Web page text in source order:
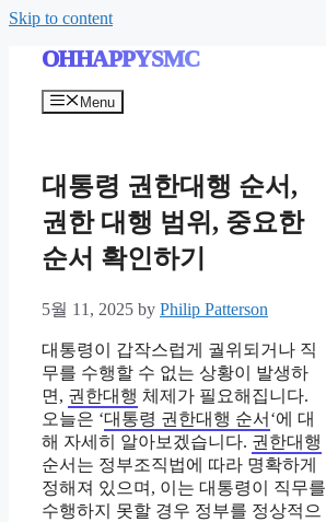
Skip to content
OHHAPPYSMC
Menu
대통령 권한대행 순서,
권한 대행 범위, 중요한
순서 확인하기
5월 11, 2025 by Philip Patterson
대통령이 갑작스럽게 궐위되거나 직
무를 수행할 수 없는 상황이 발생하
면, 권한대행 체제가 필요해집니다.
오늘은 ‘대통령 권한대행 순서 ‘에 대
해 자세히 알아보겠습니다. 권한대행
순서는 정부조직법에 따라 명확하게
정해져 있으며, 이는 대통령이 직무를
수행하지 못할 경우 정부를 정상적으